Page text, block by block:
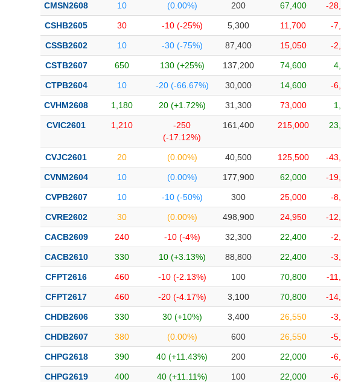
CMSN2608 10 (0.00%) 200 67,400 -
CSHB2605 30 -10 (-25%) 5,300 11,700 -
CSSB2602 10 -30 (-75%) 87,400 15,050 -
CSTB2607 650 130 (+25%) 137,200 74,600
CTPB2604 10 -20 (-66.67%) 30,000 14,600 -
CVHM2608 1,180 20 (+1.72%) 31,300 73,000
CVIC2601 1,210
-250
(-17.12%)
161,400 215,000
CVJC2601 20 (0.00%) 40,500 125,500 -
CVNM2604 10 (0.00%) 177,900 62,000 -
CVPB2607 10 -10 (-50%) 300 25,000 -
CVRE2602 30 (0.00%) 498,900 24,950 -
CACB2609 240 -10 (-4%) 32,300 22,400 -
CACB2610 330 10 (+3.13%) 88,800 22,400 -
CFPT2616 460 -10 (-2.13%) 100 70,800 -
CFPT2617 460 -20 (-4.17%) 3,100 70,800 -
CHDB2606 330 30 (+10%) 3,400 26,550 -
CHDB2607 380 (0.00%) 600 26,550 -
CHPG2618 390 40 (+11.43%) 200 22,000 -
CHPG2619 400 40 (+11.11%) 100 22,000 -
Sách tài chính
Công cụ đầu tư
Truyền thông tài chính
Dữ liệu tài chính